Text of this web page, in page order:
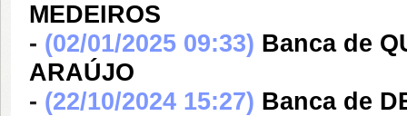
MEDEIROS
- (02/01/2025 09:33) Banca de
ARAÚJO
- (22/10/2024 15:27) Banca de